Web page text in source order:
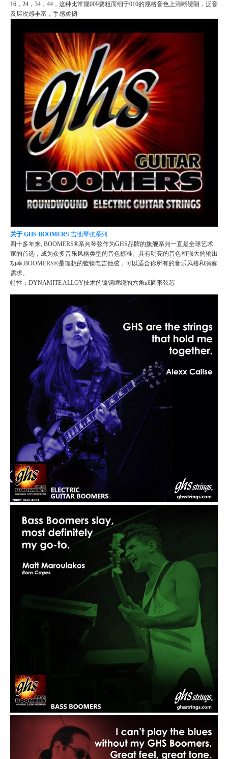
16，24，34，44，这种比常规009要粗而细于010的规格音色上清晰硬朗，泛音
及层次感丰富，手感柔韧
关于 GHS BOOMERS 吉他琴弦系列
四⼗多年来, BOOMERS®系列琴弦作为GHS品牌的旗舰系列一直是全球艺术
家的首选，成为众多音乐风格类型的音色标准。 具有明亮的音色和强大的输出
功率,BOOMERS®是理想的镀镍电吉他弦，可以适合你所有的音乐风格和演奏
需求。
特性： DYNAMITE ALLOY技术的镍钢缠绕的六角或圆形弦芯